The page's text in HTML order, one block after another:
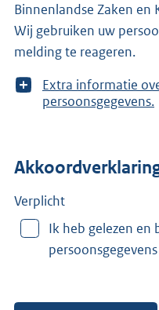
Binnenlandse Zaken
Wij gebruiken uw
melding te reageren.
T
o
e
r
n
Extra informatie over de
persoonsgegevens.
Verplicht
Ik heb gelezen en